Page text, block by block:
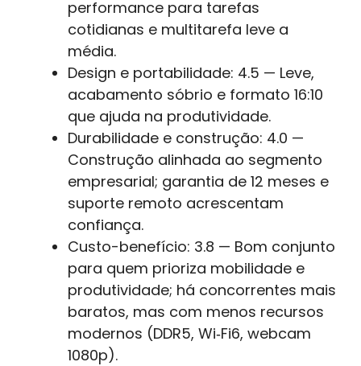
performance para tarefas
cotidianas e multitarefa leve a
média.
Design e portabilidade: 4.5 — Leve,
acabamento sóbrio e formato 16:10
que ajuda na produtividade.
Durabilidade e construção: 4.0 —
Construção alinhada ao segmento
empresarial; garantia de 12 meses e
suporte remoto acrescentam
confiança.
Custo-benefício: 3.8 — Bom conjunto
para quem prioriza mobilidade e
produtividade; há concorrentes mais
baratos, mas com menos recursos
modernos (DDR5, Wi‑Fi6, webcam
1080p).